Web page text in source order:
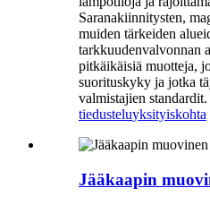
Saranakiinnitysten,
muiden tärkeiden
tarkkuudenvalvonnan
pitkäikäisiä muotteja,
suorituskyky ja jotka
valmistajien standardit.
tiedusteluyksityiskohta
Jääkaapin